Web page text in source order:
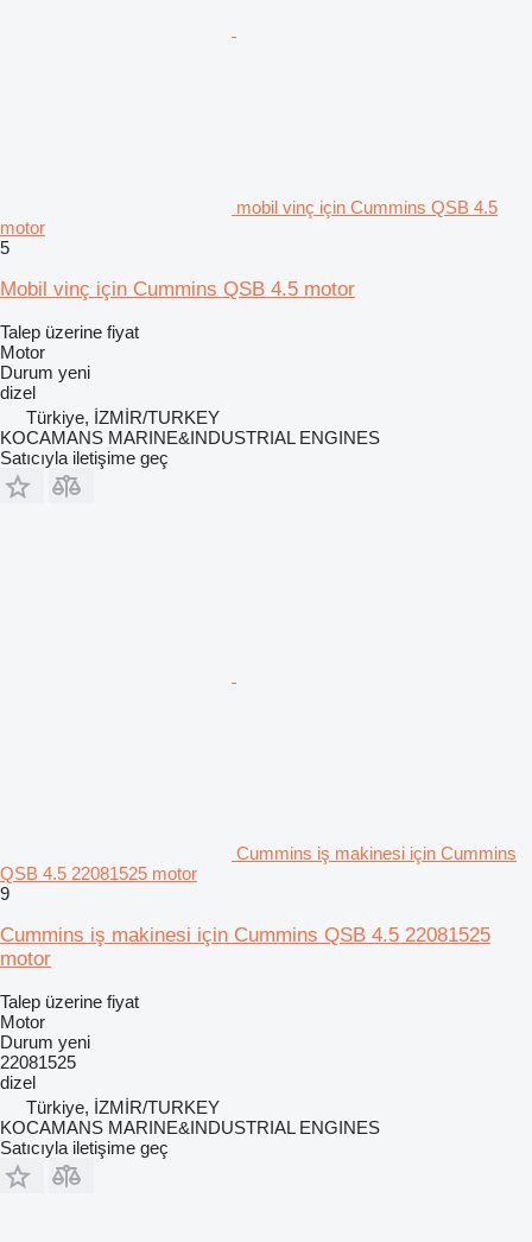
mobil vinç için Cummins QSB 4.5
motor
5
Mobil vinç için Cummins QSB 4.5 motor
Talep üzerine fiyat
Motor
Durum yeni
dizel
Türkiye, İZMİR/TURKEY
KOCAMANS MARINE&INDUSTRIAL ENGINES
Satıcıyla iletişime geç
Cummins iş makinesi için Cummins
QSB 4.5 22081525 motor
9
Cummins iş makinesi için Cummins QSB 4.5 22081525
motor
Talep üzerine fiyat
Motor
Durum yeni
22081525
dizel
Türkiye, İZMİR/TURKEY
KOCAMANS MARINE&INDUSTRIAL ENGINES
Satıcıyla iletişime geç